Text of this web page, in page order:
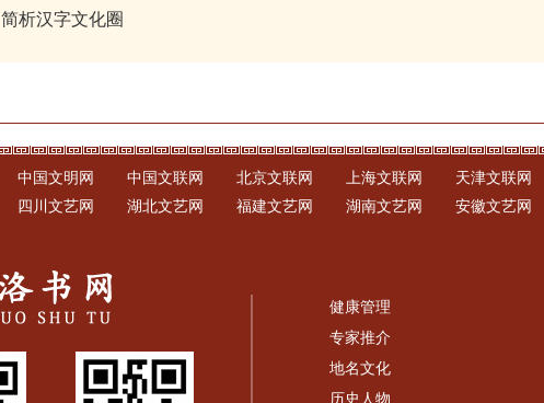
简析汉字文化圈
中国文明网 中国文联网 北京文联网 上海文联网 天津文联网
四川文艺网 湖北文艺网 福建文艺网 湖南文艺网 安徽文艺网
健康管理
专家推介
地名文化
历史人物